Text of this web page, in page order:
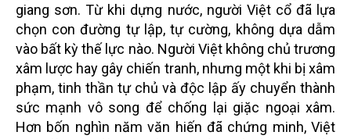
giang sơn. Từ khi dựng nước, người Việt cổ đã lựa
chọn con đường tự lập, tự cường, không dựa dẫm
vào bất kỳ thế lực nào. Người Việt không chủ trương
xâm lược hay gây chiến tranh, nhưng một khi bị xâm
phạm, tinh thần tự chủ và độc lập ấy chuyển thành
sức mạnh vô song để chống lại giặc ngoại xâm.
Hơn bốn nghìn năm văn hiến đã chứng minh, Việt